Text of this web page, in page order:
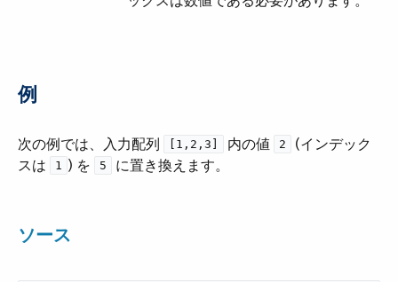
例
次の例では、入力配列 ​ [1,2,3] ​ 内の値 ​ 2
​ (インデック
スは ​
1 ​) を ​ 5 ​ に置き換えます。
ソース